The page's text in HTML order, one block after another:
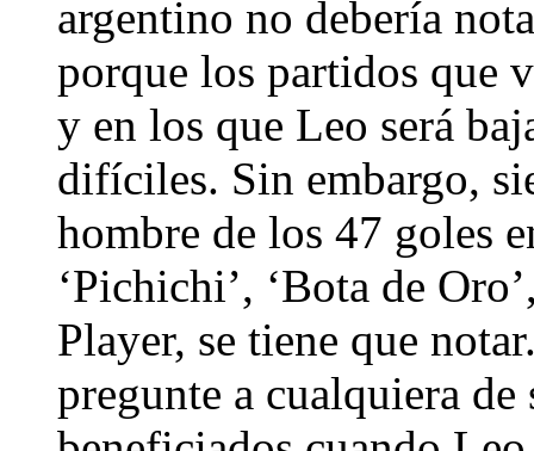
argentino no debería
porque los partidos que
y en los que Leo será
difíciles. Sin embargo,
hombre de los 47 goles
‘Pichichi’, ‘Bota de
Player, se tiene que
pregunte a cualquiera de